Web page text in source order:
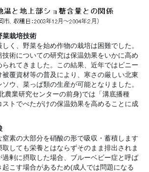
菜栽培技術
く、野菜を始め作物の栽培は困難でした。
技術についての研究は保温効果をいかに高め
られてきました。この結果、近年ではビニー
被覆資材等の普及により、寒さの厳しい北東
ウ、菜っぱ類の生産が可能となりました。
農業研究センターの前身)では「溝底播種
トでべたがけの保温効果を高めることに成
素の大部分を硝酸の形で吸収・蓄積します
しても栄養とはならずそのまま排出されま
剰に摂取した場合、ブルーベビー症と呼ば
こす場合があるため(成人では問題になる